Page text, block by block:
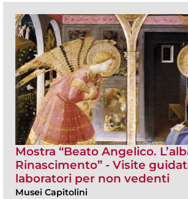
Mostra “Beato Angelico.
Rinascimento” - Visite
laboratori per non vedenti
Musei Capitolini